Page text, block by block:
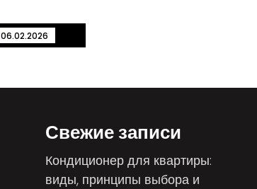
06.02.2026
Свежие записи
Кондиционер для квартиры:
виды, принципы выбора и